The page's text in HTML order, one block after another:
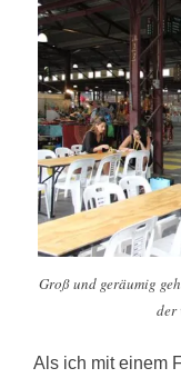
Groß und geräumig
der
Als ich mit einem